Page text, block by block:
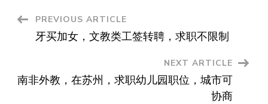
Post
Navigation
PREVIOUS ARTICLE
牙买加女，文教类工签转聘，求职不限制
NEXT ARTICLE
南非外教，在苏州，求职幼儿园职位，城市可
协商